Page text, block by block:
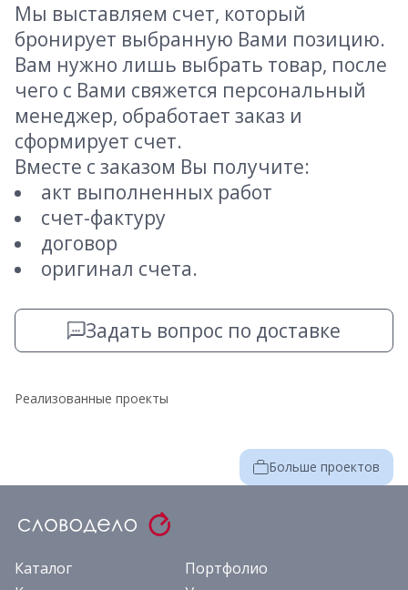
Мы выставляем счет, который
бронирует выбранную Вами позицию.
Вам нужно лишь выбрать товар, после
чего с Вами свяжется персональный
менеджер, обработает заказ и
сформирует счет.
Вместе с заказом Вы получите:
акт выполненных работ
счет-фактуру
договор
оригинал счета.
Задать вопрос по доставке
Реализованные проекты
Больше проектов
Каталог
Портфолио